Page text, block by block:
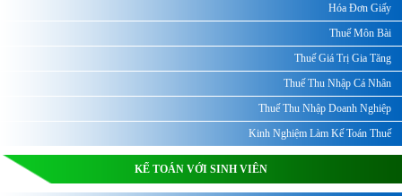
Hóa Đơn Giấy
Thuế Môn Bài
Thuế Giá Trị Gia Tăng
Thuế Thu Nhập Cá Nhân
Thuế Thu Nhập Doanh Nghiệp
Kinh Nghiệm Làm Kế Toán Thuế
KẾ TOÁN VỚI SINH VIÊN